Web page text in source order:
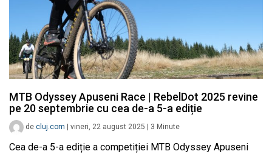
MTB Odyssey Apuseni Race | RebelDot 2025 revine
pe 20 septembrie cu cea de-a 5-a ediție
de cluj.com vineri, 22 august 2025 3 Minute
Cea de-a 5-a ediție a competiției MTB Odyssey Apuseni